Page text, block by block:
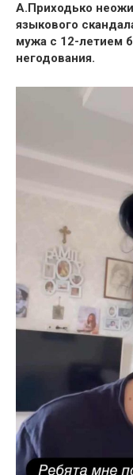
А.Приходько
языкового
мужа с 12-летием
негодования.